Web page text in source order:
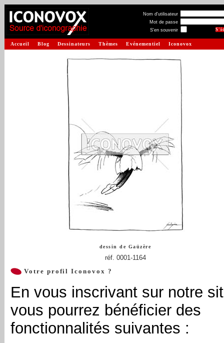
Nom d'utilisateur
Mot de passe
S'en souvenir
Accueil Blog Dessinateurs Thèmes Evénementiel Iconovox
dessin de Gaüzère
réf. 0001-1164
Votre profil Iconovox ?
En vous inscrivant sur notre
vous pourrez bénéficier des
fonctionnalités suivantes :